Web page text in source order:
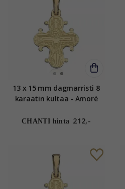
13 x 15 mm dagmarristi 8
karaatin kultaa - Amoré
CHANTI hinta 212,-